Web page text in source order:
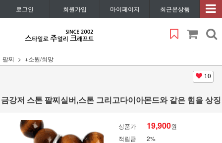
로그인 회원가입 마이페이지 최근본상품
팔찌 +소원/희망
10
금강저 스톤 팔찌실버,스톤 그리고다이아몬드와 같은 힘을 상징
상품가 19,900원
적립금
2%